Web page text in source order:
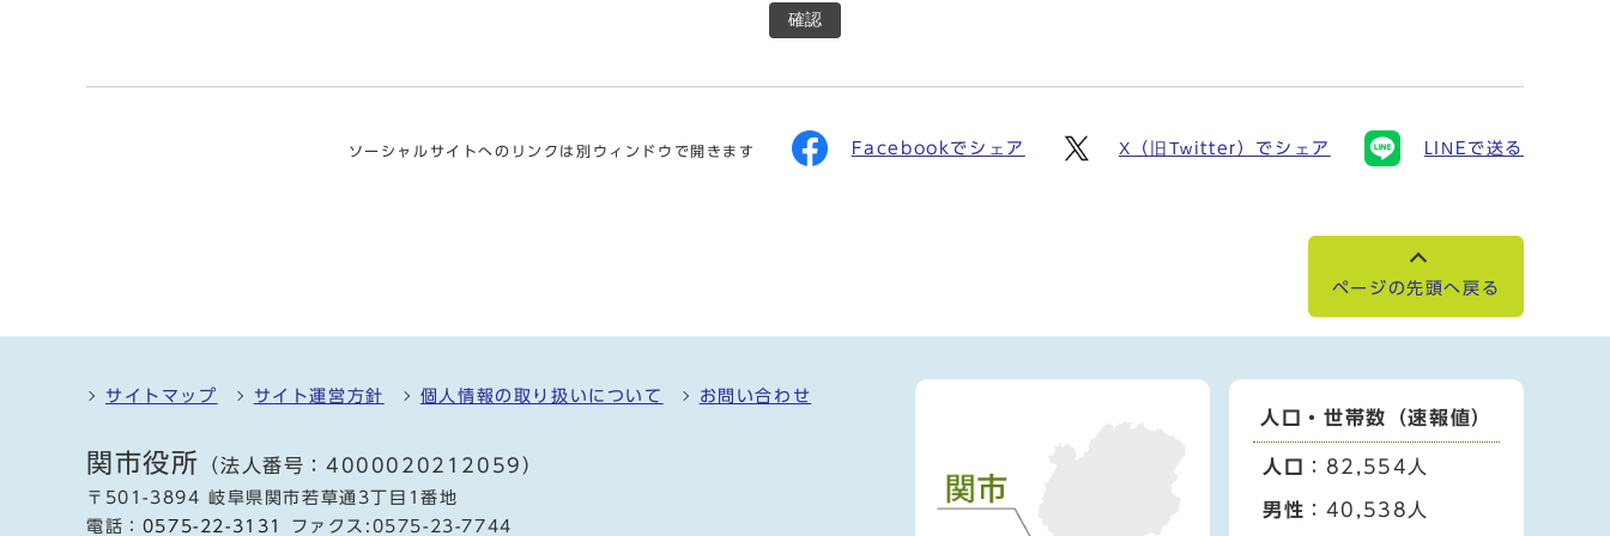
確認
ソーシャルサイトへのリンクは別ウィンドウで開きます Facebookでシェア X（旧Twitter）でシェア LINEで送る
ページの先頭へ戻る
サイトマップ サイト運営方針 個人情報の取り扱いについて お問い合わせ
関市役所 （法人番号：4000020212059）
〒501-3894 岐阜県関市若草通3丁目1番地
電話： 0575-22-3131 ファクス:0575-23-7744
人口・世帯数（速報値）
人口 ：82,554人
男性 ：40,538人